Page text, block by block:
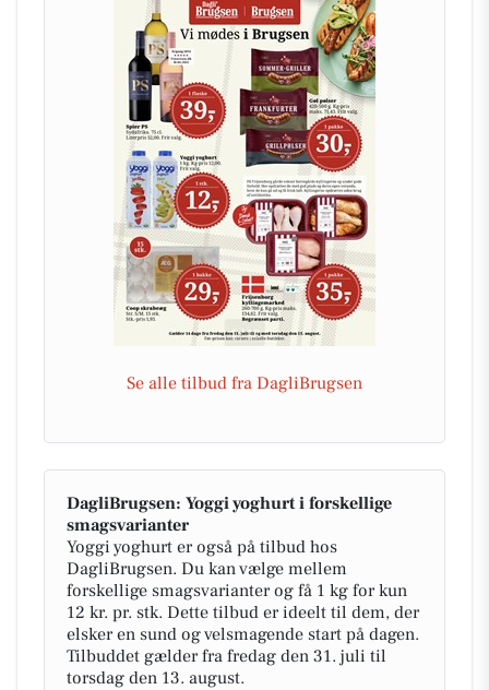
Se alle tilbud fra DagliBrugsen
DagliBrugsen: Yoggi yoghurt i forskellige
smagsvarianter
Yoggi yoghurt er også på tilbud hos
DagliBrugsen. Du kan vælge mellem
forskellige smagsvarianter og få 1 kg for kun
12 kr. pr. stk. Dette tilbud er ideelt til dem, der
elsker en sund og velsmagende start på dagen.
Tilbuddet gælder fra fredag den 31. juli til
torsdag den 13. august.